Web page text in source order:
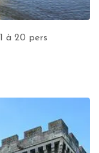
à 20 pers